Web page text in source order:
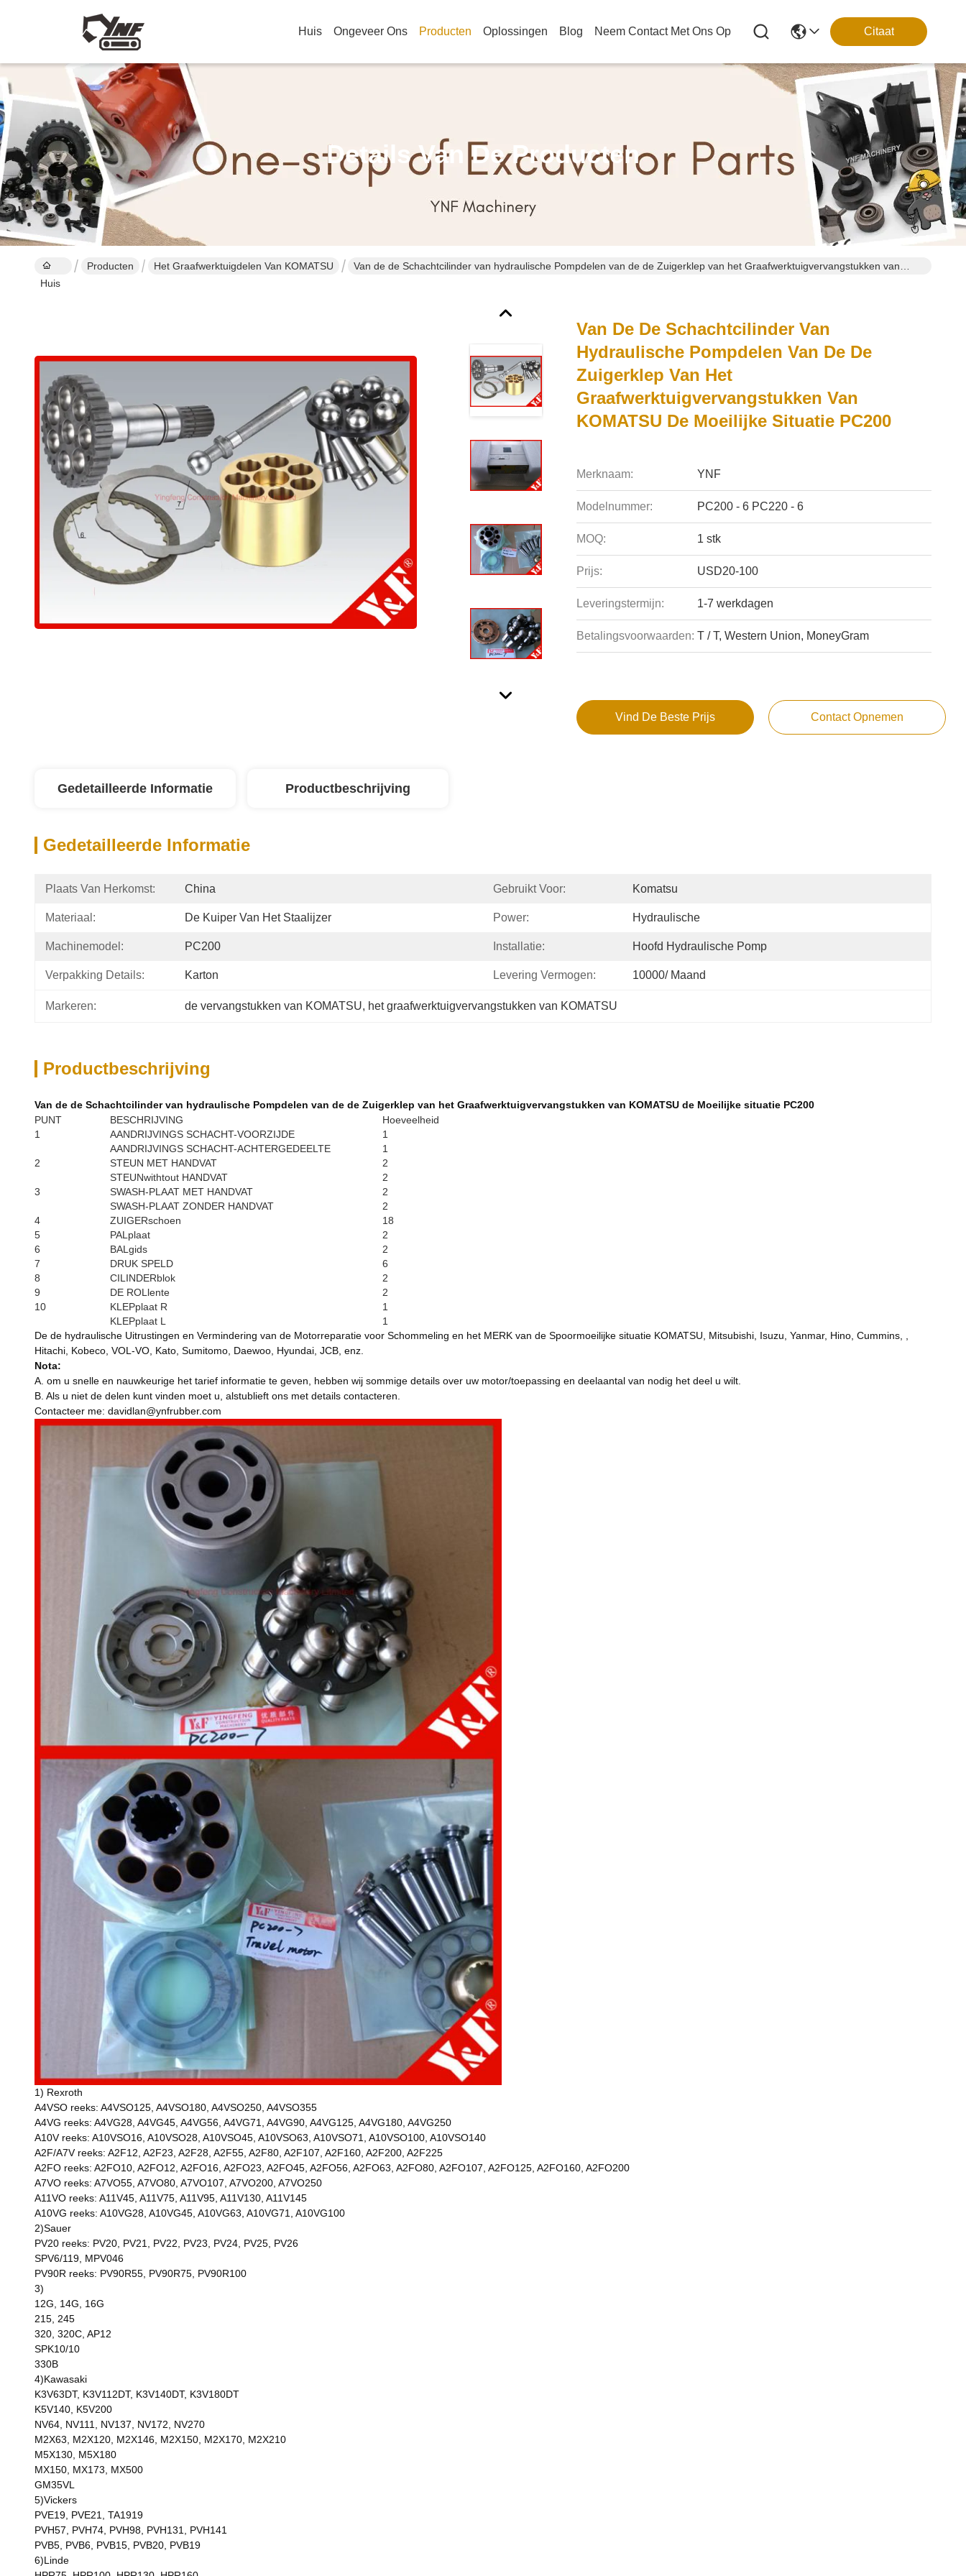
Huis Ongeveer Ons Producten Oplossingen Blog Neem Contact Met Ons Op Citaat
Details Van De Producten
Huis
Producten Het Graafwerktuigdelen Van KOMATSU
Van de de Schachtcilinder van hydraulische Pompdelen van de de Zuigerklep van het Graafwerktuigvervangstukken van
Van De De Schachtcilinder Van
Hydraulische Pompdelen Van De De
Zuigerklep Van Het
Graafwerktuigvervangstukken Van
KOMATSU De Moeilijke Situatie PC200
Merknaam: YNF
Modelnummer: PC200 - 6 PC220 - 6
MOQ: 1 stk
Prijs: USD20-100
Leveringstermijn: 1-7 werkdagen
Betalingsvoorwaarden: T / T, Western Union, MoneyGram
Vind De Beste Prijs Contact Opnemen
Gedetailleerde Informatie Productbeschrijving
Gedetailleerde Informatie
Plaats Van Herkomst: China Gebruikt Voor: Komatsu
Materiaal: De Kuiper Van Het Staalijzer Power: Hydraulische
Machinemodel: PC200 Installatie: Hoofd Hydraulische Pomp
Verpakking Details: Karton Levering Vermogen: 10000/ Maand
Markeren: de vervangstukken van KOMATSU, het graafwerktuigvervangstukken van KOMATSU
Productbeschrijving
Van de de Schachtcilinder van hydraulische Pompdelen van de de Zuigerklep van het Graafwerktuigvervangstukken van KOMATSU de Moeilijke situatie PC200
PUNT
BESCHRIJVING
Hoeveelheid
1
AANDRIJVINGS SCHACHT-VOORZIJDE
1
AANDRIJVINGS SCHACHT-ACHTERGEDEELTE
1
2
STEUN MET HANDVAT
2
STEUNwithtout HANDVAT
2
3
SWASH-PLAAT MET HANDVAT
2
SWASH-PLAAT ZONDER HANDVAT
2
4
ZUIGERschoen
18
5
PALplaat
2
6
BALgids
2
7
DRUK SPELD
6
8
CILINDERblok
2
9
DE ROLlente
2
10
KLEPplaat R
1
KLEPplaat L
1
De de hydraulische Uitrustingen en Vermindering van de Motorreparatie voor Schommeling en het MERK van de Spoormoeilijke situatie KOMATSU, Mitsubishi, Isuzu, Yanmar, Hino, Cummins, ,
Hitachi, Kobeco, VOL-VO, Kato, Sumitomo, Daewoo, Hyundai, JCB, enz.
Nota:
A. om u snelle en nauwkeurige het tarief informatie te geven, hebben wij sommige details over uw motor/toepassing en deelaantal van nodig het deel u wilt.
B. Als u niet de delen kunt vinden moet u, alstublieft ons met details contacteren.
Contacteer me: davidlan@ynfrubber.com
1) Rexroth
A4VSO reeks: A4VSO125, A4VSO180, A4VSO250, A4VSO355
A4VG reeks: A4VG28, A4VG45, A4VG56, A4VG71, A4VG90, A4VG125, A4VG180, A4VG250
A10V reeks: A10VSO16, A10VSO28, A10VSO45, A10VSO63, A10VSO71, A10VSO100, A10VSO140
A2F/A7V reeks: A2F12, A2F23, A2F28, A2F55, A2F80, A2F107, A2F160, A2F200, A2F225
A2FO reeks: A2FO10, A2FO12, A2FO16, A2FO23, A2FO45, A2FO56, A2FO63, A2FO80, A2FO107, A2FO125, A2FO160, A2FO200
A7VO reeks: A7VO55, A7VO80, A7VO107, A7VO200, A7VO250
A11VO reeks: A11V45, A11V75, A11V95, A11V130, A11V145
A10VG reeks: A10VG28, A10VG45, A10VG63, A10VG71, A10VG100
2)Sauer
PV20 reeks: PV20, PV21, PV22, PV23, PV24, PV25, PV26
SPV6/119, MPV046
PV90R reeks: PV90R55, PV90R75, PV90R100
3)
12G, 14G, 16G
215, 245
320, 320C, AP12
SPK10/10
330B
4)Kawasaki
K3V63DT, K3V112DT, K3V140DT, K3V180DT
K5V140, K5V200
NV64, NV111, NV137, NV172, NV270
M2X63, M2X120, M2X146, M2X150, M2X170, M2X210
M5X130, M5X180
MX150, MX173, MX500
GM35VL
5)Vickers
PVE19, PVE21, TA1919
PVH57, PVH74, PVH98, PVH131, PVH141
PVB5, PVB6, PVB15, PVB20, PVB19
6)Linde